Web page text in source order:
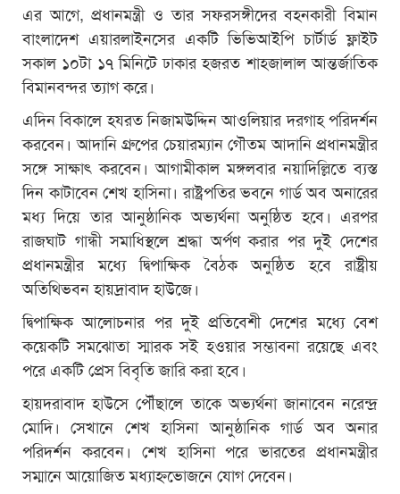
এর আগে, প্রধানমন্ত্রী ও তার সফরসঙ্গীদের বহনকারী বিমান
বাংলাদেশ এয়ারলাইনসের একটি ভিভিআইপি চার্টার্ড ফ্লাইট
সকাল ১০টা ১৭ মিনিটে ঢাকার হজরত শাহজালাল আন্তর্জাতিক
বিমানবন্দর ত্যাগ করে।
এদিন বিকালে হযরত নিজামউদ্দিন আওলিয়ার দরগাহ পরিদর্শন
করবেন। আদানি গ্রুপের চেয়ারম্যান গৌতম আদানি প্রধানমন্ত্রীর
সঙ্গে সাক্ষাৎ করবেন। আগামীকাল মঙ্গলবার নয়াদিল্লিতে ব্যস্ত
দিন কাটাবেন শেখ হাসিনা। রাষ্ট্রপতির ভবনে গার্ড অব অনারের
মধ্য দিয়ে তার আনুষ্ঠানিক অভ্যর্থনা অনুষ্ঠিত হবে। এরপর
রাজঘাট গান্ধী সমাধিস্থলে শ্রদ্ধা অর্পণ করার পর দুই দেশের
প্রধানমন্ত্রীর মধ্যে দ্বিপাক্ষিক বৈঠক অনুষ্ঠিত হবে রাষ্ট্রীয়
অতিথিভবন হায়দ্রাবাদ হাউজে।
দ্বিপাক্ষিক আলোচনার পর দুই প্রতিবেশী দেশের মধ্যে বেশ
কয়েকটি সমঝোতা স্মারক সই হওয়ার সম্ভাবনা রয়েছে এবং
পরে একটি প্রেস বিবৃতি জারি করা হবে।
হায়দরাবাদ হাউসে পৌঁছালে তাকে অভ্যর্থনা জানাবেন নরেন্দ্র
মোদি। সেখানে শেখ হাসিনা আনুষ্ঠানিক গার্ড অব অনার
পরিদর্শন করবেন। শেখ হাসিনা পরে ভারতের প্রধানমন্ত্রীর
সম্মানে আয়োজিত মধ্যাহ্নভোজনে যোগ দেবেন।